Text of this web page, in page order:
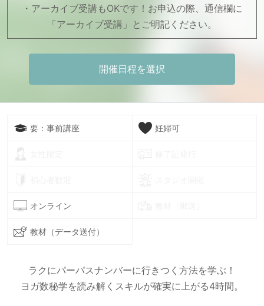
・アーカイブ受講もOKです！お申込の際、通信欄に
「アーカイブ受講」とご明記ください。
開催日程を選択
要：事前講座 妊婦可
オンライン
教材（データ送付）
ラクにパーパスナンバーに行きつく方法を学ぶ！
ヨガ数秘学を読み解くスキルが確実に上がる4時間。